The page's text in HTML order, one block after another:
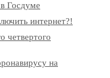
Госдуме
интернет?!
четвертого
на